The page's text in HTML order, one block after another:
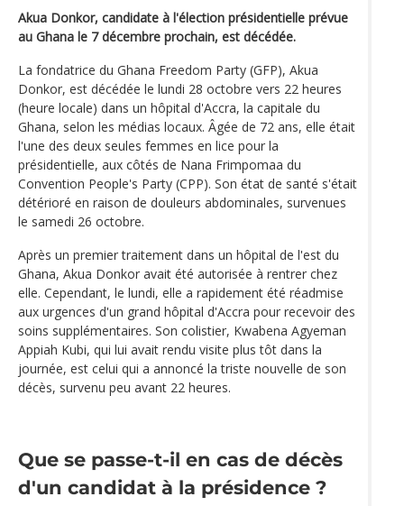
Akua Donkor, candidate à l'élection présidentielle prévue
au Ghana le 7 décembre prochain, est décédée.
La fondatrice du Ghana Freedom Party (GFP), Akua
Donkor, est décédée le lundi 28 octobre vers 22 heures
(heure locale) dans un hôpital d'Accra, la capitale du
Ghana, selon les médias locaux. Âgée de 72 ans, elle était
l'une des deux seules femmes en lice pour la
présidentielle, aux côtés de Nana Frimpomaa du
Convention People's Party (CPP). Son état de santé s'était
détérioré en raison de douleurs abdominales, survenues
le samedi 26 octobre.
Après un premier traitement dans un hôpital de l'est du
Ghana, Akua Donkor avait été autorisée à rentrer chez
elle. Cependant, le lundi, elle a rapidement été réadmise
aux urgences d'un grand hôpital d'Accra pour recevoir des
soins supplémentaires. Son colistier, Kwabena Agyeman
Appiah Kubi, qui lui avait rendu visite plus tôt dans la
journée, est celui qui a annoncé la triste nouvelle de son
décès, survenu peu avant 22 heures.
Que se passe-t-il en cas de décès
d'un candidat à la présidence ?